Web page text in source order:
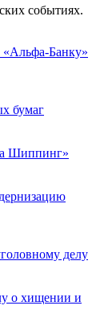
событиях.
«Альфа-Банку»
бумаг
Шиппинг»
делу
о хищении и